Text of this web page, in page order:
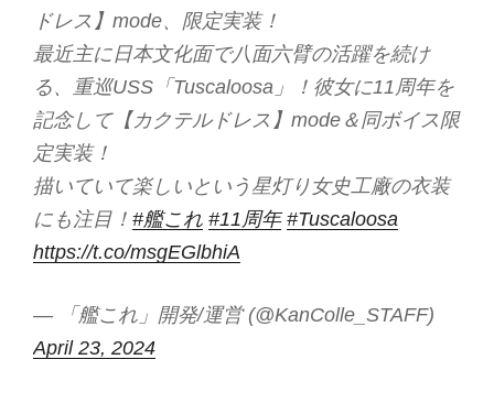
ドレス】mode、限定実装！
最近主に日本文化面で八面六臂の活躍を続け
る、重巡USS「Tuscaloosa」！彼女に11周年を
記念して【カクテルドレス】mode＆同ボイス限
定実装！
描いていて楽しいという星灯り女史工廠の衣装
にも注目！ #艦これ #11周年 #Tuscaloosa
https://t.co/msgEGlbhiA
— 「艦これ」開発/運営 (@KanColle_STAFF)
April 23, 2024